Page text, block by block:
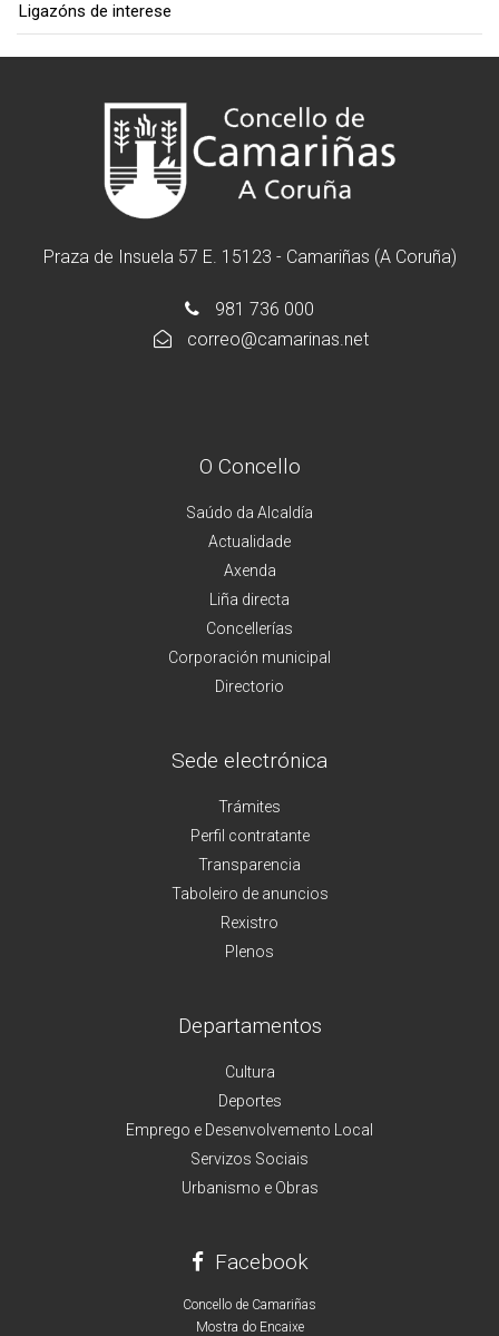
Ligazóns de interese
Praza de Insuela 57 E. 15123 - Camariñas (A Coruña)
981 736 000
correo@camarinas.net
O Concello
Saúdo da Alcaldía
Actualidade
Axenda
Liña directa
Concellerías
Corporación municipal
Directorio
Sede electrónica
Trámites
Perfil contratante
Transparencia
Taboleiro de anuncios
Rexistro
Plenos
Departamentos
Cultura
Deportes
Emprego e Desenvolvemento Local
Servizos Sociais
Urbanismo e Obras
Facebook
Concello de Camariñas
Mostra do Encaixe